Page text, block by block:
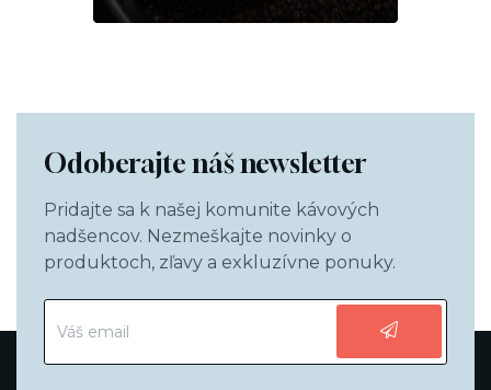
Odoberajte náš newsletter
Pridajte sa k našej komunite kávových
nadšencov. Nezmeškajte novinky o
produktoch, zľavy a exkluzívne ponuky.